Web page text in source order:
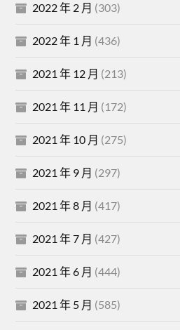
2022 年 2 月 (303)
2022 年 1 月 (436)
2021 年 12 月 (213)
2021 年 11 月 (172)
2021 年 10 月 (275)
2021 年 9 月 (297)
2021 年 8 月 (417)
2021 年 7 月 (427)
2021 年 6 月 (444)
2021 年 5 月 (585)